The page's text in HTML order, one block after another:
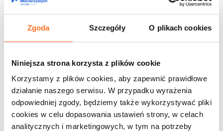
Zgoda Szczegóły O plikach cookies
Niniejsza strona korzysta z plików cookie
Korzystamy z plików cookies, aby zapewnić prawidłowe
działanie naszego serwisu. W przypadku wyrażenia
odpowiedniej zgody, będziemy także wykorzystywać pliki
cookies w celu dopasowania ustawień strony, w celach
analitycznych i marketingowych, w tym na potrzeby